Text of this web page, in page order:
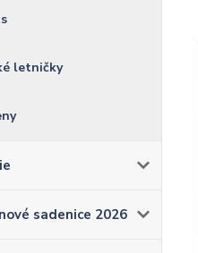
letničky
sadenice 2026